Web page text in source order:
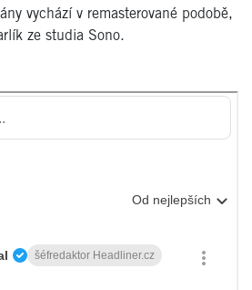
vychází v remasterované podobě,
ze studia Sono.